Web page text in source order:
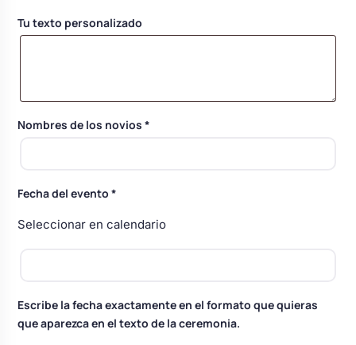
bebé boda
Tu texto personalizado
Nombres de los novios *
Fecha del evento *
Seleccionar en calendario
Escribe la fecha exactamente en el formato que quieras
que aparezca en el texto de la ceremonia.